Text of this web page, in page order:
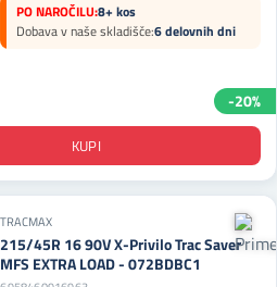
PO NAROČILU:8+ kos
Dobava v naše skladišče:6 delovnih dni
-20%
TRACMAX
215/45R 16 90V X-Privilo Trac Saver
MFS EXTRA LOAD - 072BDBC1